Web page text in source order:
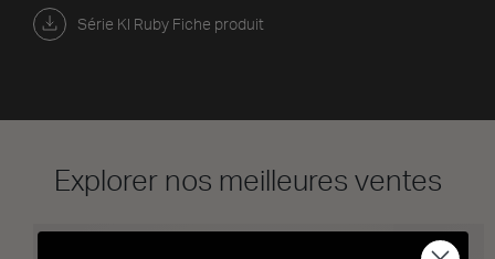
Série KI Ruby Fiche produit
Explorer nos meilleures ventes